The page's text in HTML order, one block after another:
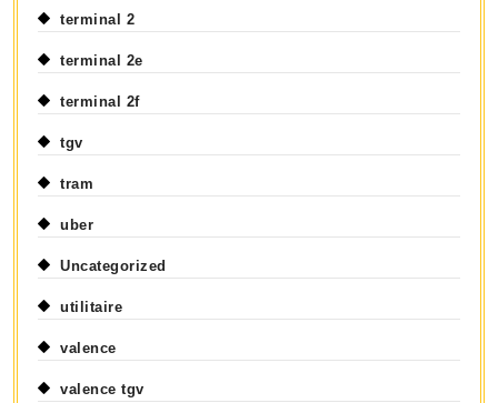
terminal 2
terminal 2e
terminal 2f
tgv
tram
uber
Uncategorized
utilitaire
valence
valence tgv